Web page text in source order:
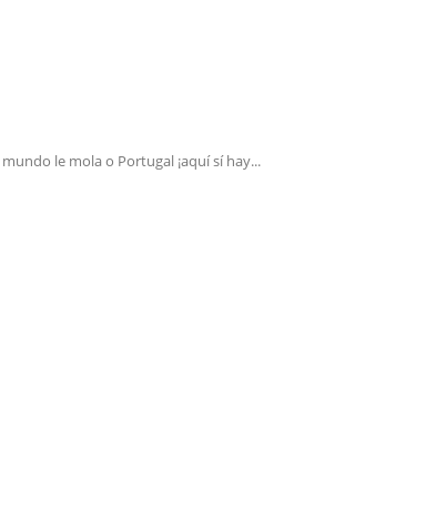
le mola o Portugal ¡aquí sí hay...